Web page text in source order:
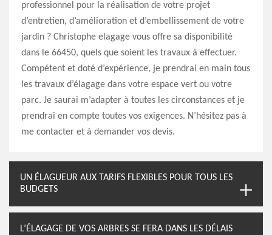
professionnel pour la réalisation de votre projet
d’entretien, d’amélioration et d’embellissement de votre
jardin ? Christophe elagage vous offre sa disponibilité
dans le 66450, quels que soient les travaux à effectuer.
Compétent et doté d’expérience, je prendrai en main tous
les travaux d’élagage dans votre espace vert ou votre
parc. Je saurai m’adapter à toutes les circonstances et je
prendrai en compte toutes vos exigences. N’hésitez pas à
me contacter et à demander vos devis.
UN ÉLAGUEUR AUX TARIFS FLEXIBLES POUR TOUS LES
BUDGETS
L’ÉLAGAGE DE VOS ARBRES SE FERA DANS LES DÉLAIS